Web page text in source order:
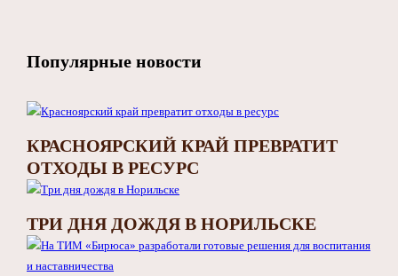
Популярные новости
КРАСНОЯРСКИЙ КРАЙ ПРЕВРАТИТ
ОТХОДЫ В РЕСУРС
ТРИ ДНЯ ДОЖДЯ В НОРИЛЬСКЕ